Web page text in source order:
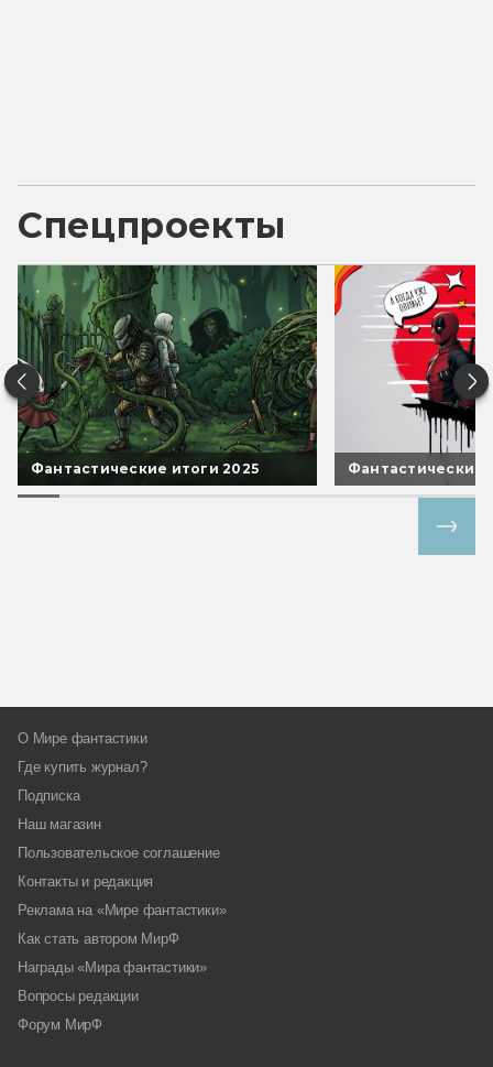
Спецпроекты
Фантастические итоги 2025 Фантастические
О Мире фантастики
Где купить журнал?
Подписка
Наш магазин
Пользовательское соглашение
Контакты и редакция
Реклама на «Мире фантастики»
Как стать автором МирФ
Награды «Мира фантастики»
Вопросы редакции
Форум МирФ